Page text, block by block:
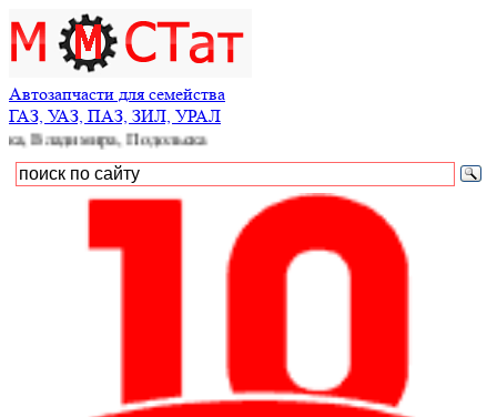
Автозапчасти для семейства
ГАЗ, УАЗ, ПАЗ, ЗИЛ, УРАЛ
Подольска